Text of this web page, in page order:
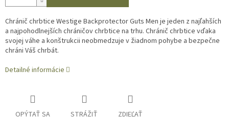
Chránič chrbtice Westige Backprotector Guts Men je jeden z najľahších
a najpohodlnejších chráničov chrbtice na trhu. Chránič chrbtice vďaka
svojej váhe a konštrukcii neobmedzuje v žiadnom pohybe a bezpečne
chráni Váš chrbát.
Detailné informácie
OPÝTAŤ SA STRÁŽIŤ ZDIEĽAŤ